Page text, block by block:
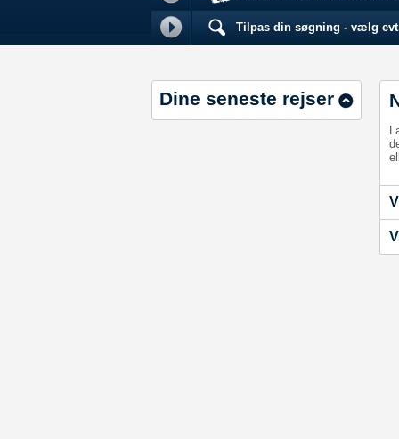
Tilpas din søgning - vælg
Dine seneste rejser